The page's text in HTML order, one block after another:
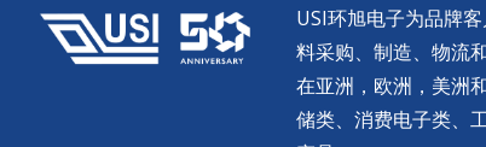
USI环旭电子为品牌
料采购、制造、物流
在亚洲，欧洲，美洲
储类、消费电子类、